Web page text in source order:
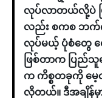
လုပ်လာတယ်လို့ပဲ မ
လည်း စကစ ဘက်က
လုပ်မယ့် ပုံစံတွေ တွ
ဖြစ်တာက ပြည်
က ကိစ္စတခုကို မေ့
လိုတယ်။ ဒီအချိန်